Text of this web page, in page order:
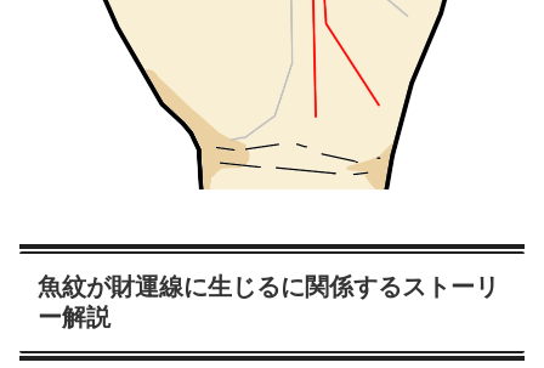
魚紋が財運線に生じるに関係するストーリ
ー解説